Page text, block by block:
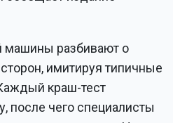
машины разбивают о
имитируя типичные
краш-тест
после чего специалисты